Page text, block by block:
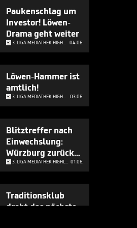
Paukenschlag um
Investor! Löwen-
Drama geht weiter
3. LIGA MEDIATHEK HIGHLIGHTS 04.06.
Löwen-Hammer ist
amtlich!
3. LIGA MEDIATHEK HIGHLIGHTS 03.06.
Blitztreffer nach
Einwechslung:
Würzburg zurück
in 3. Liga
3. LIGA MEDIATHEK HIGHLIGHTS 01.06.
Traditionsklub
droht das nächste